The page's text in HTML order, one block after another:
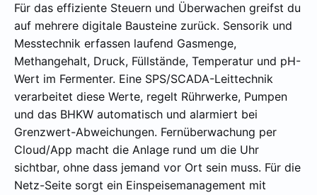
Für das effiziente Steuern und Überwachen greifst du
auf mehrere digitale Bausteine zurück. Sensorik und
Messtechnik erfassen laufend Gasmenge,
Methangehalt, Druck, Füllstände, Temperatur und pH-
Wert im Fermenter. Eine SPS/SCADA-Leittechnik
verarbeitet diese Werte, regelt Rührwerke, Pumpen
und das BHKW automatisch und alarmiert bei
Grenzwert-Abweichungen. Fernüberwachung per
Cloud/App macht die Anlage rund um die Uhr
sichtbar, ohne dass jemand vor Ort sein muss. Für die
Netz-Seite sorgt ein Einspeisemanagement mit